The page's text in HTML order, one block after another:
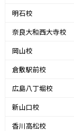
明石校
奈良大和西大寺校
岡山校
倉敷駅前校
広島八丁堀校
新山口校
香川高松校